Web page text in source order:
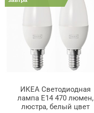
ИКЕА Светодиодная
лампа E14 470 люмен,
люстра, белый цвет